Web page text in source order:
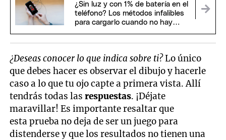
¿Sin luz y con 1% de batería en el
teléfono? Los métodos infalibles
para cargarlo cuando no hay
¿Deseas conocer lo que indica sobre ti?Lo único
que debes hacer es observar el dibujo y hacerle
caso a lo que tu ojo capte a primera vista. Allí
tendrás todas lasrespuestas. ¡Déjate
maravillar! Es importante resaltar que
esta prueba no deja de ser un juego para
distenderse y que los resultados no tienen una